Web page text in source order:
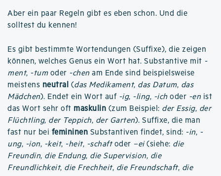
Aber ein paar Regeln gibt es eben schon. Und die
solltest du kennen!
Es gibt bestimmte Wortendungen (Suffixe), die zeigen
können, welches Genus ein Wort hat. Substantive mit -
ment, -tumoder -chen am Ende sind beispielsweise
meistens neutral (das Medikament, das Datum, das
Mädchen). Endet ein Wort auf -ig, -ling, -ich oder -en ist
das Wort sehr oft maskulin (zum Beispiel: der Essig, der
Flüchtling, der Teppich, der Garten). Suffixe, die man
fast nur bei femininen Substantiven findet, sind: -in, -
ung, -ion, -keit, -heit, -schaftoder –ei(siehe: die
Freundin, die Endung, die Supervision, die
Freundlichkeit, die Frechheit, die Freundschaft, die